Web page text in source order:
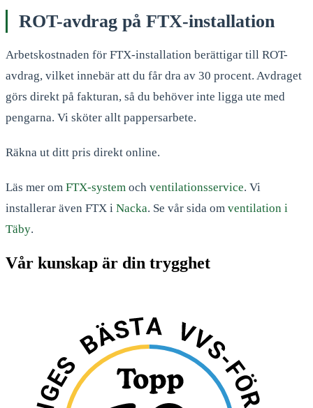
ROT-avdrag på FTX-installation
Arbetskostnaden för FTX-installation berättigar till ROT-
avdrag, vilket innebär att du får dra av 30 procent. Avdraget
görs direkt på fakturan, så du behöver inte ligga ute med
pengarna. Vi sköter allt pappersarbete.
Räkna ut ditt pris direkt online.
Läs mer om FTX-system och ventilationsservice. Vi
installerar även FTX i Nacka. Se vår sida om ventilation i
Täby.
Vår kunskap är din trygghet